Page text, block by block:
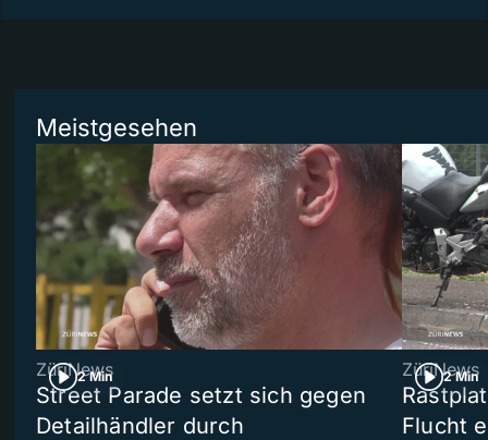
Meistgesehen
2 Min
ZüriNews
Street Parade setzt sich gegen
Detailhändler durch
2 Min
ZüriNews
Flucht